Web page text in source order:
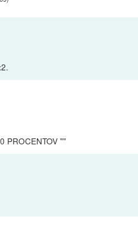
PROCENTOV ""